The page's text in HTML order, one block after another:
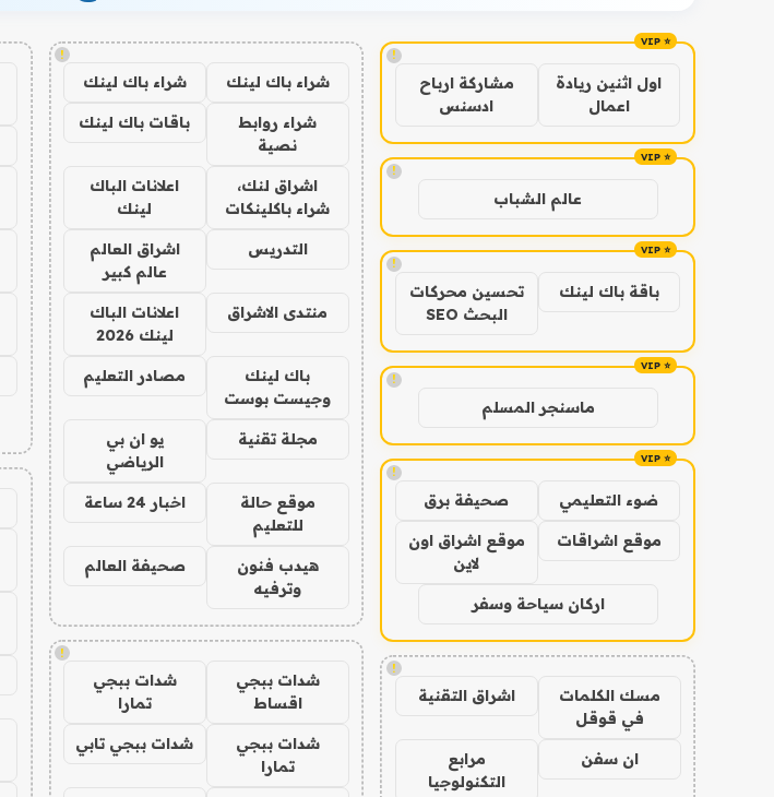
!
اول اثنين ريادة
اعمال
مشاركة ارباح
ادسنس
!
عالم الشباب
!
باقة باك لينك
تحسين محركات
البحث SEO
!
ماسنجر المسلم
!
ضوء التعليمي صحيفة برق
موقع اشراقات
موقع اشراق اون
لاين
اركان سياحة وسفر
!
مسك الكلمات
في قوقل
اشراق التقنية
ان سفن
مرابع
التكنولوجيا
!
شراء باك لينك شراء باك لينك
شراء روابط
نصية
باقات باك لينك
اشراق لنك،
شراء باكلينكات
اعلانات الباك
لينك
التدريس
اشراق العالم
عالم كبير
منتدى الاشراق
اعلانات الباك
لينك 2026
باك لينك
وجيست بوست
مصادر التعليم
مجلة تقنية
يو ان بي
الرياضي
موقع حالة
للتعليم
اخبار 24 ساعة
هيدب فنون
وترفيه
صحيفة العالم
!
شدات ببجي
اقساط
شدات ببجي
تمارا
شدات ببجي
تمارا
شدات ببجي تابي